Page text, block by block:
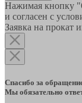
Нажимая кнопку
и согласен с
Заявка на прокат
Спасибо за
Мы обязательно